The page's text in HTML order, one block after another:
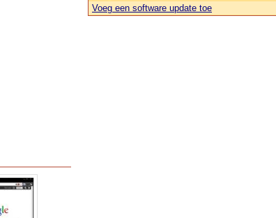
Voeg een software update toe